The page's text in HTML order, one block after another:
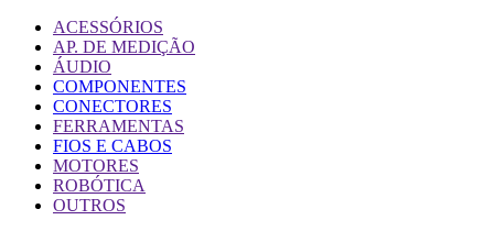
ACESSÓRIOS
AP. DE MEDIÇÃO
ÁUDIO
COMPONENTES
CONECTORES
FERRAMENTAS
FIOS E CABOS
MOTORES
ROBÓTICA
OUTROS